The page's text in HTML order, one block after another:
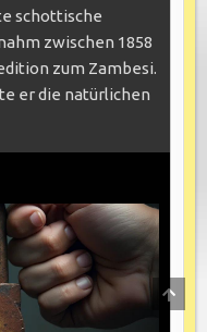
schottische
zwischen 1858
zum Zambesi.
er die natürlichen
TO